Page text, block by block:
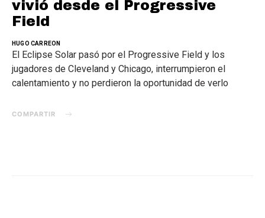
vivió desde el Progressive
Field
HUGO CARREON
El Eclipse Solar pasó por el Progressive Field y los
jugadores de Cleveland y Chicago, interrumpieron el
calentamiento y no perdieron la oportunidad de verlo
COMPARTIR